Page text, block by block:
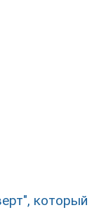
который